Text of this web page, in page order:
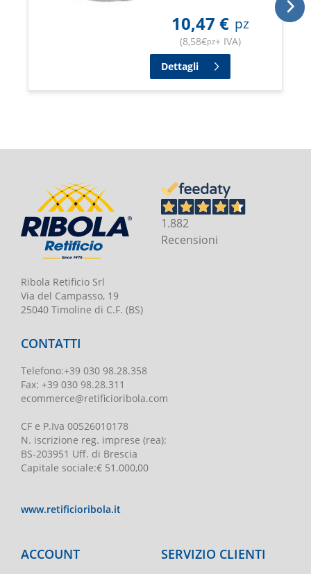
10,47 € pz
(8,58€pz+ IVA)
Dettagli
Ribola Retificio Srl
Via del Campasso, 19
25040 Timoline di C.F. (BS)
1.882
Recensioni
CONTATTI
Telefono:+39 030 98.28.358
Fax: +39 030 98.28.311
ecommerce@retificioribola.com
CF e P.Iva 00526010178
N. iscrizione reg. imprese (rea):
BS-203951 Uff. di Brescia
Capitale sociale:€ 51.000,00
www.retificioribola.it
ACCOUNT SERVIZIO CLIENTI